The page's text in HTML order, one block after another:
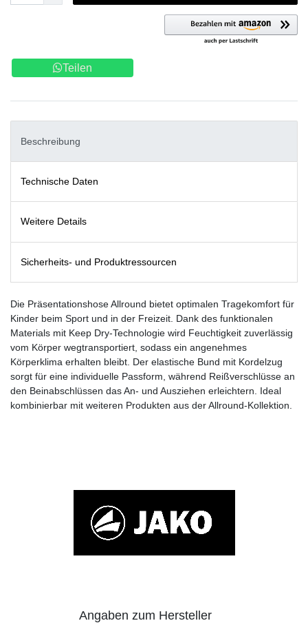
Teilen
Beschreibung
Technische Daten
Weitere Details
Sicherheits- und Produktressourcen
Die Präsentationshose Allround bietet optimalen Tragekomfort für
Kinder beim Sport und in der Freizeit. Dank des funktionalen
Materials mit Keep Dry-Technologie wird Feuchtigkeit zuverlässig
vom Körper wegtransportiert, sodass ein angenehmes
Körperklima erhalten bleibt. Der elastische Bund mit Kordelzug
sorgt für eine individuelle Passform, während Reißverschlüsse an
den Beinabschlüssen das An- und Ausziehen erleichtern. Ideal
kombinierbar mit weiteren Produkten aus der Allround-Kollektion.
Angaben zum Hersteller